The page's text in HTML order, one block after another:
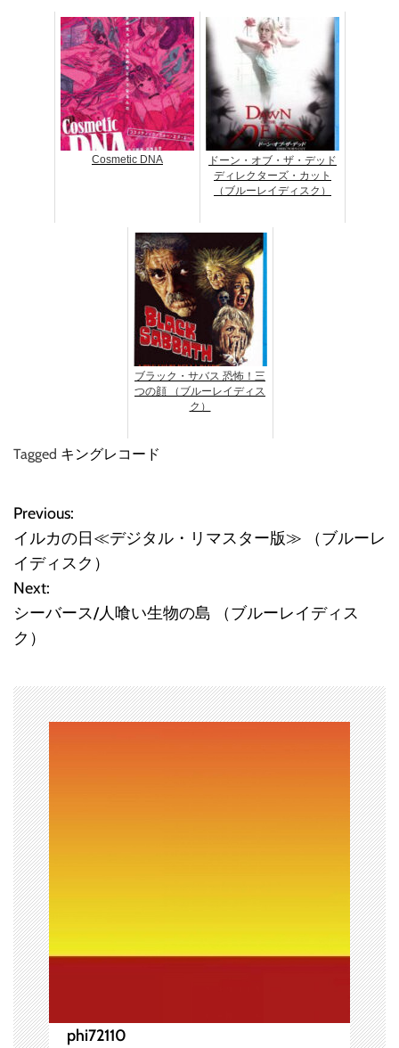
Cosmetic DNA
ドーン・オブ・ザ・デッド
ディレクターズ・カット
（ブルーレイディスク）
ブラック・サバス 恐怖！三
つの顔 （ブルーレイディス
ク）
Tagged キングレコード
投
稿
ナ
ビ
ー
シ
ョ
ン
Previous:
イルカの日≪デジタル・リマスター版≫ （ブルーレ
イディスク）
Next:
シーバース/人喰い生物の島 （ブルーレイディス
ク）
phi72110